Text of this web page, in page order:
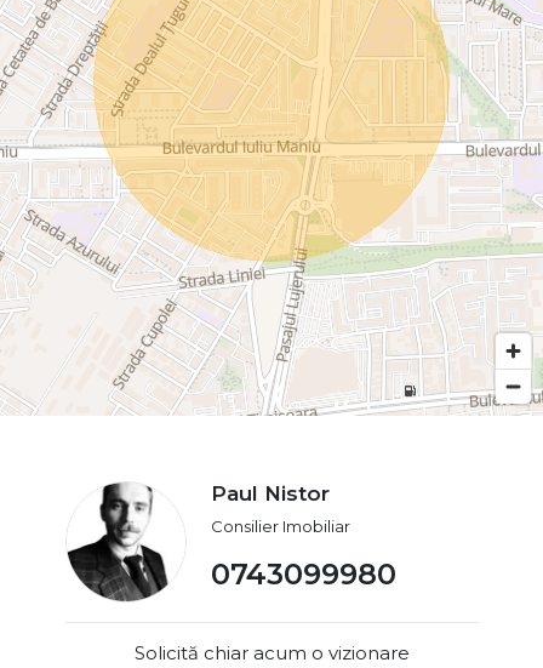
Paul Nistor
Consilier Imobiliar
0743099980
Solicită chiar acum o vizionare